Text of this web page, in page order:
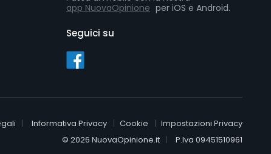
app NuovaOpinione per iOS e Android.
Seguici su
Informativa Privacy Cookie
Impostazioni Privacy
© 2026 NuovaOpinione.it
P.Iva 09451510961